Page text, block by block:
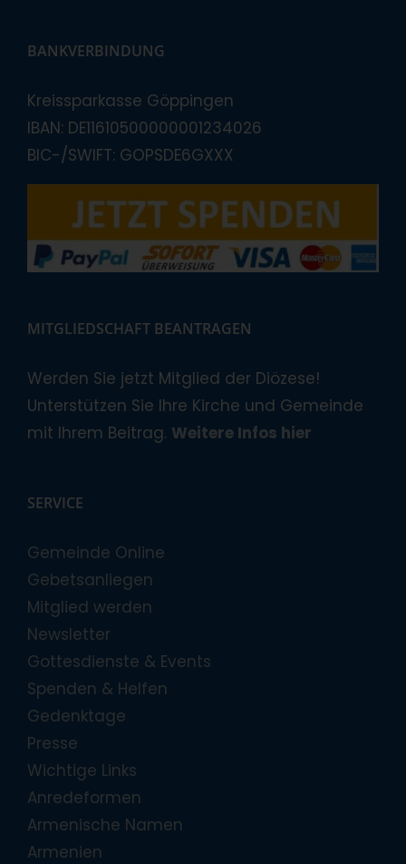
BANKVERBINDUNG
Kreissparkasse Göppingen
IBAN: DE11610500000001234026
BIC-/SWIFT: GOPSDE6GXXX
MITGLIEDSCHAFT BEANTRAGEN
Werden Sie jetzt Mitglied der Diözese!
Unterstützen Sie Ihre Kirche und Gemeinde
mit Ihrem Beitrag. Weitere Infos hier
SERVICE
Gemeinde Online
Gebetsanliegen
Mitglied werden
Newsletter
Gottesdienste & Events
Spenden & Helfen
Gedenktage
Presse
Wichtige Links
Anredeformen
Armenische Namen
Armenien